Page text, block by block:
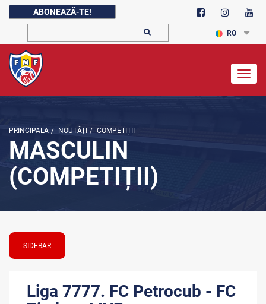
ABONEAZĂ-TE!
RO
PRINCIPALA / NOUTĂŢI / COMPETIȚII
MASCULIN
(COMPETIȚII)
SIDEBAR
Liga 7777. FC Petrocub - FC